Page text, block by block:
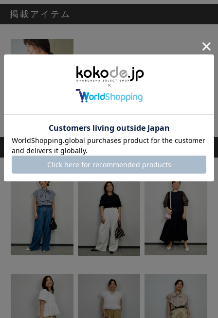
掲載アイテム
スタッフのその他のコーディネート